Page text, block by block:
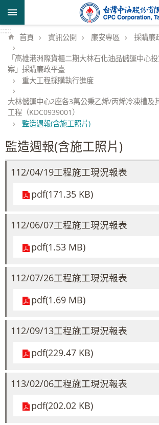
跳到主要內容區塊
::::::
首頁 資訊公開 廉安專區 採購廉
「高雄港洲際貨櫃二期大林石化油品儲運中心
案」採購廉政平臺
重大工程採購執行進度
大林儲運中心2座各3萬公秉乙烯/丙烯冷凍槽及
工程（KDC0939001）
監造週報(含施工照片)
監造週報(含施工照片)
112/04/19工程施工現況報表
pdf(171.35 KB)
112/06/07工程施工現況報表
pdf(1.53 MB)
112/07/26工程施工現況報表
pdf(1.69 MB)
112/09/13工程施工現況報表
pdf(229.47 KB)
113/02/06工程施工現況報表
pdf(202.02 KB)